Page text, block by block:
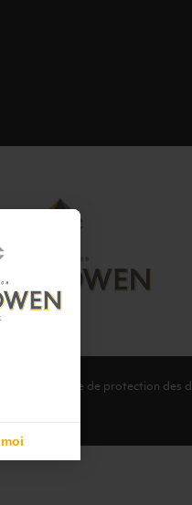
Politique de protection des